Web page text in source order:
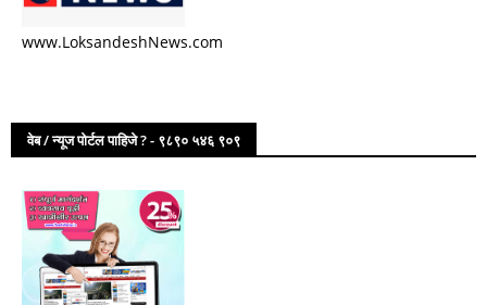
www.LoksandeshNews.com
वेब / न्यूज पोर्टल पाहिजे ? - ९८९० ५४६ ९०९